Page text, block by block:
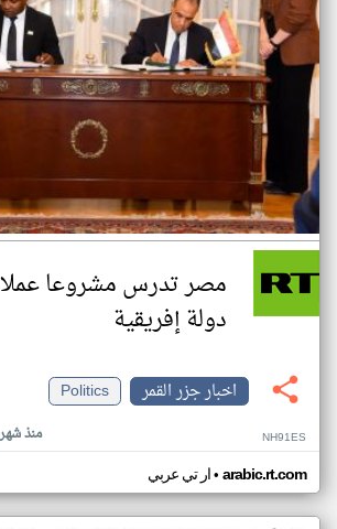
مصر تدرس مشروعا
دولة إفريقية
اخبار جزر القمر
Politics
منذ NH91ES
ار تي عربي• arabic.rt.com